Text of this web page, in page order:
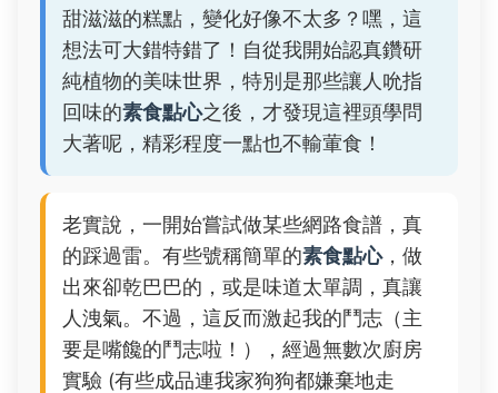
甜滋滋的糕點，變化好像不太多？嘿，這
想法可大錯特錯了！自從我開始認真鑽研
純植物的美味世界，特別是那些讓人吮指
回味的素食點心之後，才發現這裡頭學問
大著呢，精彩程度一點也不輸葷食！
老實說，一開始嘗試做某些網路食譜，真
的踩過雷。有些號稱簡單的素食點心，做
出來卻乾巴巴的，或是味道太單調，真讓
人洩氣。不過，這反而激起我的鬥志（主
要是嘴饞的鬥志啦！），經過無數次廚房
實驗 (有些成品連我家狗狗都嫌棄地走